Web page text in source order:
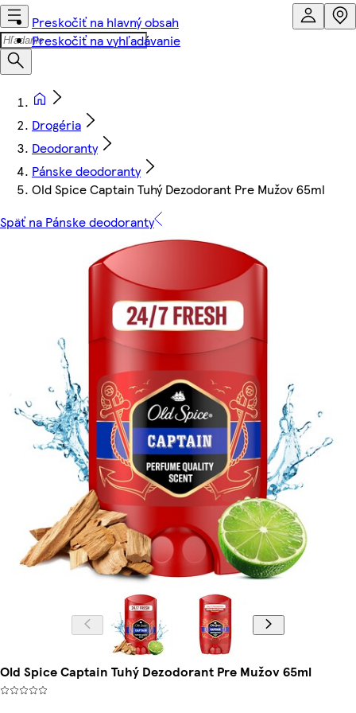
Preskočiť na hlavný obsah
Preskočiť na vyhľadávanie
Drogéria
Deodoranty
Pánske deodoranty
Old Spice Captain Tuhý Dezodorant Pre Mužov 65ml
Späť na Pánske deodoranty
Old Spice Captain Tuhý Dezodorant Pre Mužov 65ml